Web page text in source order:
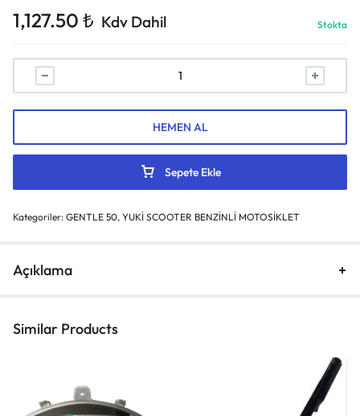
1,127.50 ₺ Kdv Dahil Stokta
Sepete Ekle
HEMEN AL
Kategoriler: GENTLE 50, YUKİ SCOOTER BENZİNLİ MOTOSİKLET
Açıklama
Similar Products